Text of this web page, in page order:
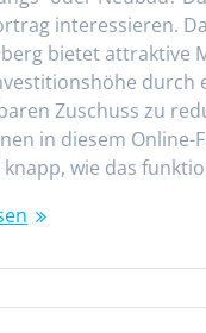
interessieren.
bietet attraktive
durch
Zuschuss zu
in diesem Online-
wie das